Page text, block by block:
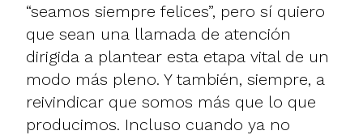
“seamos siempre felices”, pero sí quiero
que sean una llamada de atención
dirigida a plantear esta etapa vital de un
modo más pleno. Y también, siempre, a
reivindicar que somos más que lo que
producimos. Incluso cuando ya no